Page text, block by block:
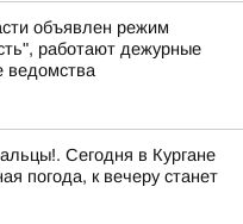
объявлен режим
работают дежурные
ведомства
Сегодня в Кургане
погода, к вечеру станет